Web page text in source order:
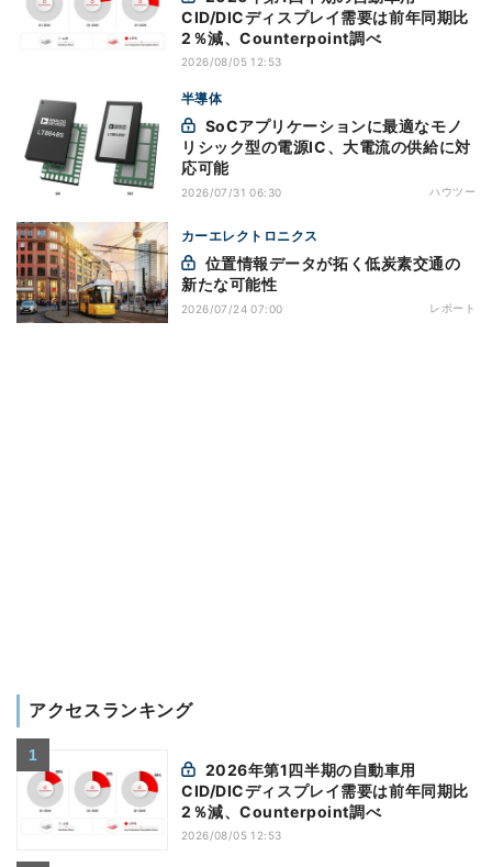
CID/DICディスプレイ需要は前年同期比
2％減、Counterpoint調べ
2026/08/05 12:53
半導体
リシック型の電源IC、大電流の供給に対
応可能
2026/07/31 06:30 ハウツー
カーエレクトロニクス
新たな可能性
2026/07/24 07:00 レポート
アクセスランキング
CID/DICディスプレイ需要は前年同期比
2％減、Counterpoint調べ
2026/08/05 12:53